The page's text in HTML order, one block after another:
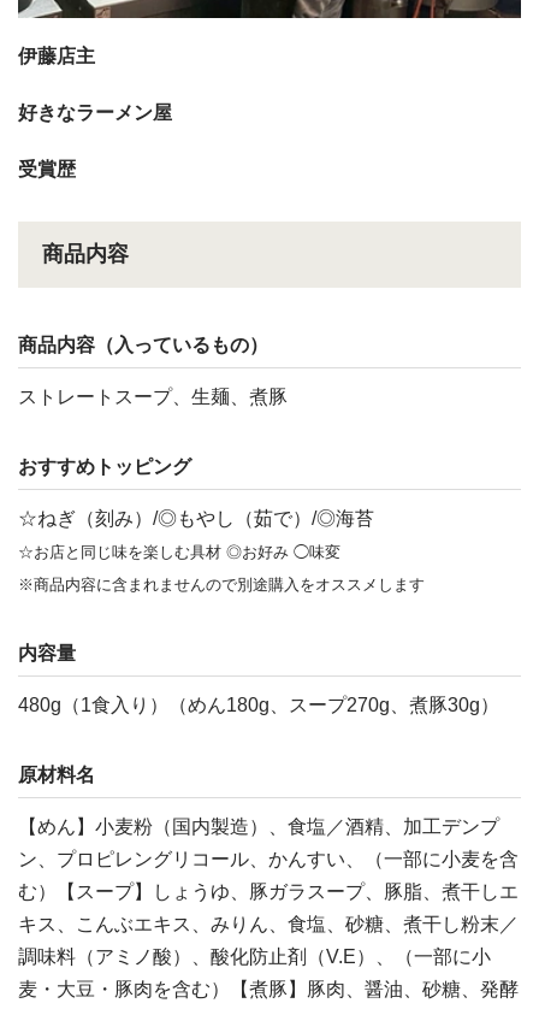
伊藤店主
好きなラーメン屋
受賞歴
商品内容
商品内容（入っているもの）
ストレートスープ、生麺、煮豚
おすすめトッピング
☆ねぎ（刻み）/◎もやし（茹で）/◎海苔
☆お店と同じ味を楽しむ具材 ◎お好み ◯味変
※商品内容に含まれませんので別途購入をオススメします
内容量
480g（1食入り）（めん180g、スープ270g、煮豚30g）
原材料名
【めん】小麦粉（国内製造）、食塩／酒精、加工デンプ
ン、プロピレングリコール、かんすい、（一部に小麦を含
む）【スープ】しょうゆ、豚ガラスープ、豚脂、煮干しエ
キス、こんぶエキス、みりん、食塩、砂糖、煮干し粉末／
調味料（アミノ酸）、酸化防止剤（V.E）、（一部に小
麦・大豆・豚肉を含む）【煮豚】豚肉、醤油、砂糖、発酵